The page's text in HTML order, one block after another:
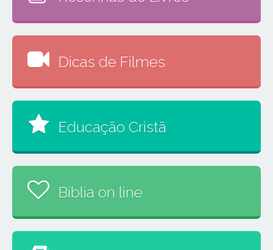
Dicas de Filmes
Educação Cristã
Bíblia on line